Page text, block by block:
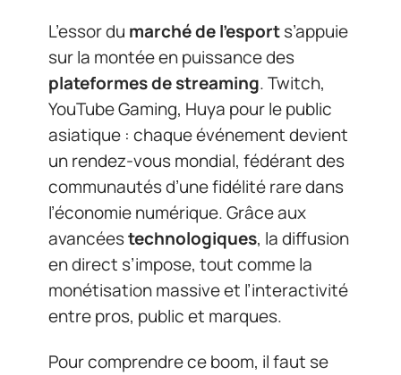
L’essor du marché de l’esports’appuie
sur la montée en puissance des
plateformes de streaming. Twitch,
YouTube Gaming, Huya pour le public
asiatique : chaque événement devient
un rendez-vous mondial, fédérant des
communautés d’une fidélité rare dans
l’économie numérique. Grâce aux
avancéestechnologiques, la diffusion
en direct s’impose, tout comme la
monétisation massive et l’interactivité
entre pros, public et marques.
Pour comprendre ce boom, il faut se